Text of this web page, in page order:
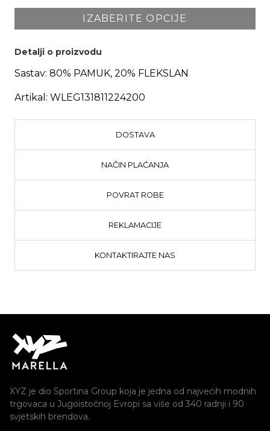
IZABERITE OPCIJE
Detalji o proizvodu
Sastav: 80% PAMUK, 20% FLEKSLAN
Artikal: WLEG131811224200
DOSTAVA
NAČIN PLAĆANJA
POVRAT ROBE
REKLAMACIJE
KONTAKTIRAJTE NAS
XYZ je dio Sportina Group koja je jedna od najvećih modnih
trgovaca u Jugoistočnoj Evropi sa više od 340 radnji i 90
svjetskih brendova.